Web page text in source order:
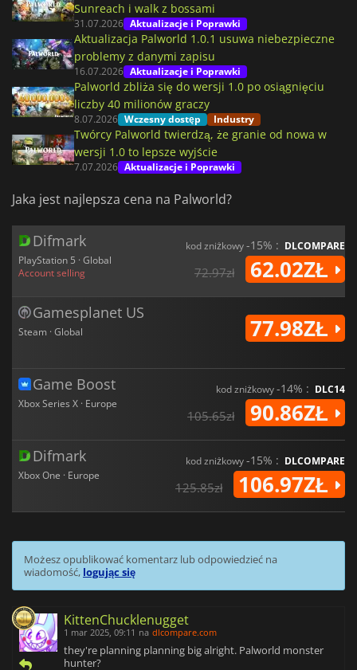
Sunreach i walk z bossami
31.07.2026 Aktualizacje i Poprawki
Aktualizacja Palworld 1.0.1 usuwa niebezpieczne
problemy z danymi zapisu
16.07.2026 Aktualizacje i Poprawki
Palworld zbliża się do wersji 1.0 po osiągnięciu
liczby 40 milionów graczy
8.07.2026 Wczesny dostęp Industry
Twórcy Palworld twierdzą, że granie od nowa w
wersji 1.0 to lepsze wyjście
7.07.2026 Aktualizacje i Poprawki
Jaka jest najlepsza cena na Palworld?
Difmark
PlayStation 5 · Global
Account selling
kod zniżkowy-15% : DLCOMPARE
72.97zł 62.02ZŁ
Gamesplanet US
Steam · Global 77.98ZŁ
Game Boost
Xbox Series X · Europe
kod zniżkowy-14% : DLC14
105.65zł 90.86ZŁ
Difmark
Xbox One · Europe
kod zniżkowy-15% : DLCOMPARE
125.85zł 106.97ZŁ
Możesz opublikować komentarz lub odpowiedzieć na
wiadomość, logując się
KittenChucklenugget
1 mar 2025, 09:11 na dlcompare.com
they're planning planning big alright. Palworld monster
hunter?